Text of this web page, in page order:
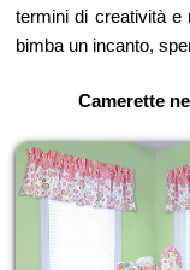
termini di creatività e
bimba un incanto,
Camerette